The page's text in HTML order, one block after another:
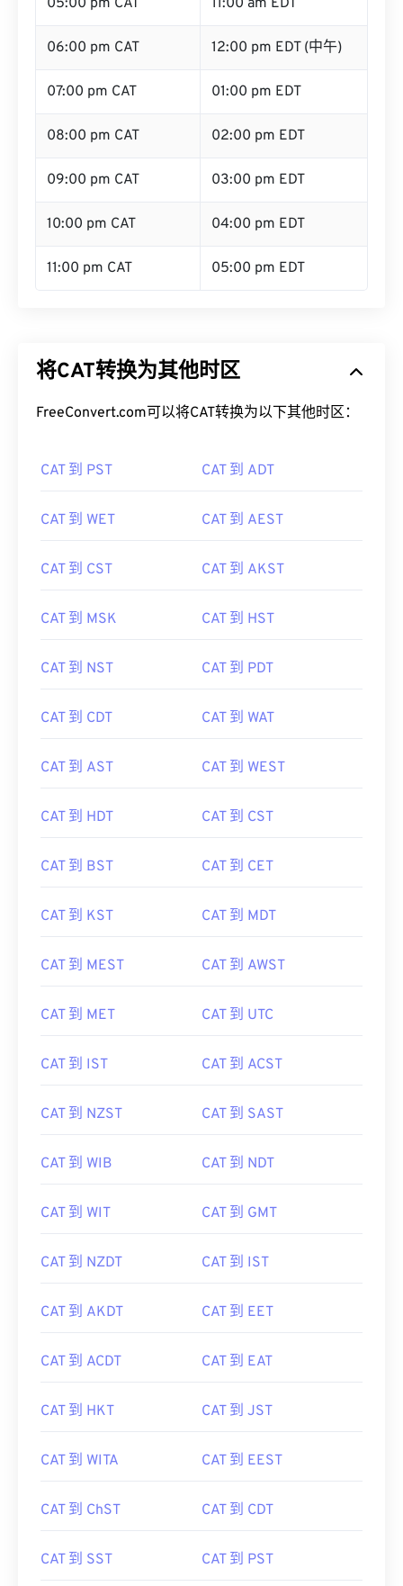
05:00 pm CAT 11:00 am EDT
06:00 pm CAT 12:00 pm EDT (中午)
07:00 pm CAT 01:00 pm EDT
08:00 pm CAT 02:00 pm EDT
09:00 pm CAT 03:00 pm EDT
10:00 pm CAT 04:00 pm EDT
11:00 pm CAT 05:00 pm EDT
将CAT转换为其他时区
FreeConvert.com可以将CAT转换为以下其他时区：
CAT 到 PST CAT 到 ADT
CAT 到 WET CAT 到 AEST
CAT 到 CST CAT 到 AKST
CAT 到 MSK CAT 到 HST
CAT 到 NST CAT 到 PDT
CAT 到 CDT CAT 到 WAT
CAT 到 AST CAT 到 WEST
CAT 到 HDT CAT 到 CST
CAT 到 BST CAT 到 CET
CAT 到 KST CAT 到 MDT
CAT 到 MEST CAT 到 AWST
CAT 到 MET CAT 到 UTC
CAT 到 IST CAT 到 ACST
CAT 到 NZST CAT 到 SAST
CAT 到 WIB CAT 到 NDT
CAT 到 WIT CAT 到 GMT
CAT 到 NZDT CAT 到 IST
CAT 到 AKDT CAT 到 EET
CAT 到 ACDT CAT 到 EAT
CAT 到 HKT CAT 到 JST
CAT 到 WITA CAT 到 EEST
CAT 到 ChST CAT 到 CDT
CAT 到 SST CAT 到 PST